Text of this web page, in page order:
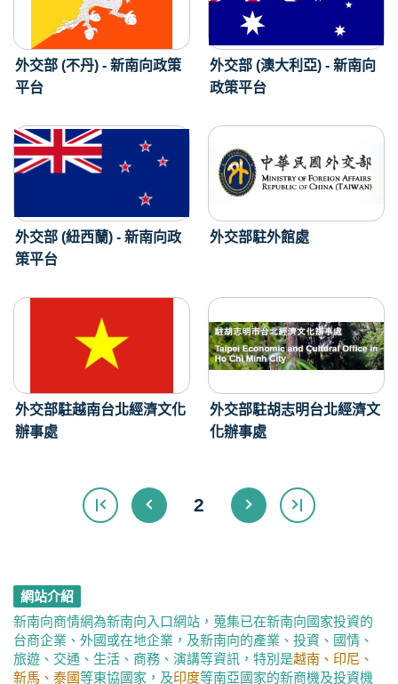
外交部 (不丹) - 新南向政策
平台
外交部 (澳大利亞) - 新南向
政策平台
外交部 (紐西蘭) - 新南向政
策平台
外交部駐外館處
外交部駐越南台北經濟文化
辦事處
外交部駐胡志明台北經濟文
化辦事處
2
網站介紹
新南向商情網為新南向入口網站，蒐集已在新南向國家投資的
台商企業、外國或在地企業，及新南向的產業、投資、國情、
旅遊、交通、生活、商務、演講等資訊，特別是越南、印尼、
新馬、泰國等東協國家，及印度等南亞國家的新商機及投資機